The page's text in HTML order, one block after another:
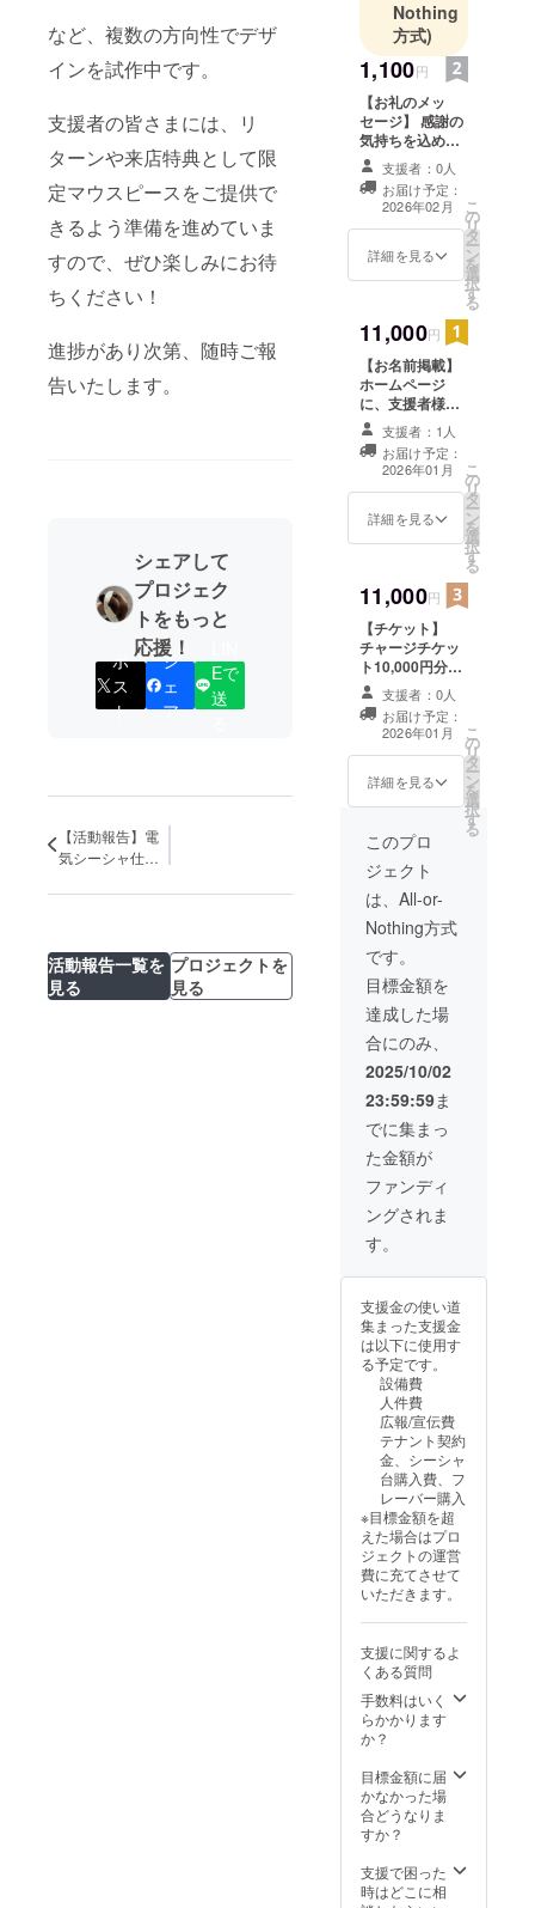
など、複数の方向性でデザ
インを試作中です。
支援者の皆さまには、リ
ターンや来店特典として限
定マウスピースをご提供で
きるよう準備を進めていま
すので、ぜひ楽しみにお待
ちください！
進捗があり次第、随時ご報
告いたします。
シェアして
プロジェク
トをもっと
応援！
ポ
ス
ト
シ
ェ
ア
Eで
送
【活動報告】電
気シーシャ仕入
返礼品に向けて
活動報告一覧を
見る
プロジェクトを
見る
Nothing
方式)
1,100円
【お礼のメッ
セージ】 感謝の
気持ちを込め
て、お礼のメッ
セージをお送り
します。
支援者：0人
お届け予定：
2026年02月
詳細を見る
こ
の
リ
タ
ー
ン
を
選
択
す
る
11,000円
【お名前掲載】
ホームページ
に、支援者様の
お名前（ニック
ネーム）を掲載
します。 ・掲載
期間：2026年1
月1日〜2026年
12月31日までの
12ヶ月間 ・掲載
ナーの掲載は可
・掲載サイズ：
大 320×250程
度） ・支援時、
必ず備考欄に希
望されるお名前
をご記入くださ
い。
支援者：1人
お届け予定：
2026年01月
詳細を見る
こ
の
リ
タ
ー
ン
を
選
択
す
る
11,000円
【チケット】
チャージチケッ
ト10,000円分
（500円×20回）
・店舗のチャー
ジにご利用いた
だけます。 ・現
金への交換はで
きません。 ・初
スタッフにクラ
ウドファンディ
ングで支援をし
た旨をお声掛け
ください。 ・有
効期間：2026年
2月1日〜2026年
12月31日までの
11か月間 【注意
書】 「20歳未満
の者の喫煙は法
律で禁止されて
います。サービ
齢確認を実施い
たします。」
支援者：0人
お届け予定：
2026年01月
詳細を見る
こ
の
リ
タ
ー
ン
を
選
択
す
る
このプロ
ジェクト
は、All-or-
Nothing方式
です。
目標金額を
達成した場
合にのみ、
2025/10/02
23:59:59ま
でに集まっ
た金額が
ファンディ
ングされま
す。
支援金の使い道
集まった支援金
は以下に使用す
る予定です。
設備費
人件費
広報/宣伝費
テナント契約
金、シーシャ
台購入費、フ
レーバー購入
※目標金額を超
えた場合はプロ
ジェクトの運営
費に充てさせて
いただきます。
支援に関するよ
くある質問
手数料はいく
らかかります
か？
目標金額に届
かなかった場
合どうなりま
すか？
支援で困った
時はどこに相